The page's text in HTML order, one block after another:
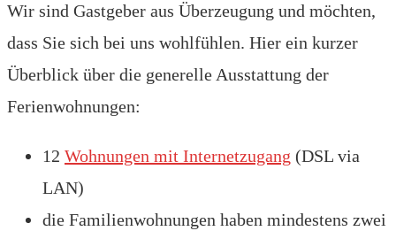
Wir sind Gastgeber aus Überzeugung und möchten,
dass Sie sich bei uns wohlfühlen. Hier ein kurzer
Überblick über die generelle Ausstattung der
Ferienwohnungen:
12 Wohnungen mit Internetzugang (DSL via
LAN)
die Familienwohnungen haben mindestens zwei